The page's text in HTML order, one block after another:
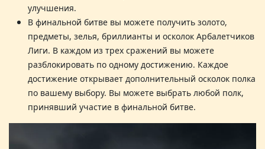
улучшения.
В финальной битве вы можете получить золото,
предметы, зелья, бриллианты и осколок Арбалетчиков
Лиги. В каждом из трех сражений вы можете
разблокировать по одному достижению. Каждое
достижение открывает дополнительный осколок полка
по вашему выбору. Вы можете выбрать любой полк,
принявший участие в финальной битве.